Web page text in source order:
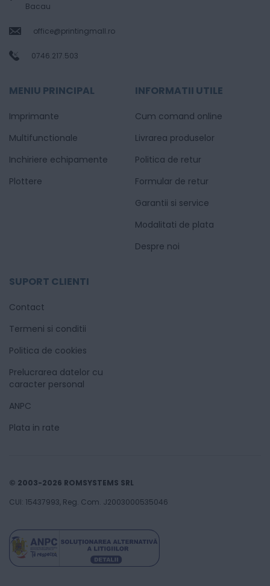
73 Lei
Bacau
office@printingmall.ro
0746.217.503
MENIU PRINCIPAL
Imprimante
Multifunctionale
Inchiriere echipamente
Plottere
INFORMATII UTILE
Cum comand online
Livrarea produselor
Politica de retur
Formular de retur
Garantii si service
Modalitati de plata
Despre noi
SUPORT CLIENTI
Contact
Termeni si conditii
Politica de cookies
Prelucrarea datelor cu
caracter personal
ANPC
Plata in rate
© 2003-2026 ROMSYSTEMS SRL
CUI: 15437993, Reg. Com. J2003000535046